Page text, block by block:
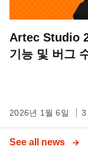
Artec Studio
기능 및 버그
2026년 1월 6일 3
See all news